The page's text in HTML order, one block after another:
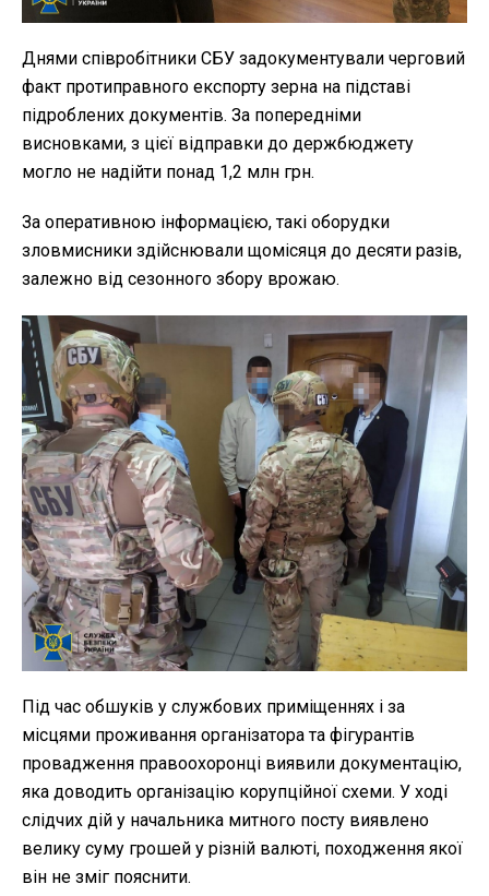
Днями співробітники СБУ задокументували черговий
факт протиправного експорту зерна на підставі
підроблених документів. За попередніми
висновками, з цієї відправки до держбюджету
могло не надійти понад 1,2 млн грн.
За оперативною інформацією, такі оборудки
зловмисники здійснювали щомісяця до десяти разів,
залежно від сезонного збору врожаю.
Під час обшуків у службових приміщеннях і за
місцями проживання організатора та фігурантів
провадження правоохоронці виявили документацію,
яка доводить організацію корупційної схеми. У ході
слідчих дій у начальника митного посту виявлено
велику суму грошей у різній валюті, походження якої
він не зміг пояснити.